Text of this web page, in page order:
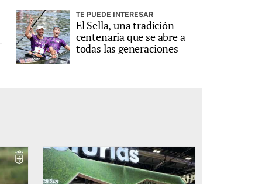
TE PUEDE INTERESAR
El Sella, una tradición
centenaria que se abre a
todas las generaciones